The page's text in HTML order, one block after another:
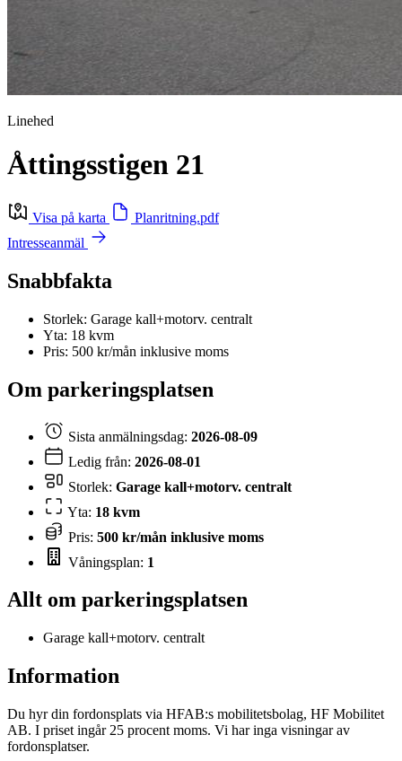
Linehed
Åttingsstigen 21
Visa på karta
Planritning.pdf
Intresseanmäl
Snabbfakta
Storlek: Garage kall+motorv. centralt
Yta: 18 kvm
Pris: 500 kr/mån inklusive moms
Om parkeringsplatsen
Sista anmälningsdag: 2026-08-09
Ledig från: 2026-08-01
Storlek: Garage kall+motorv. centralt
Yta: 18 kvm
Pris: 500 kr/mån inklusive moms
Våningsplan: 1
Allt om parkeringsplatsen
Garage kall+motorv. centralt
Information
Du hyr din fordonsplats via HFAB:s mobilitetsbolag, HF Mobilitet
AB. I priset ingår 25 procent moms. Vi har inga visningar av
fordonsplatser.